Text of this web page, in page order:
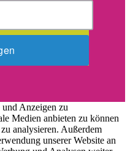
Anzeigen zu
Medien anbieten zu können
analysieren. Außerdem
unserer Website an